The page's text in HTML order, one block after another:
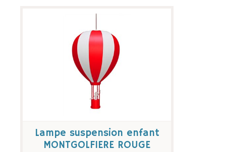
Lampe suspension enfant
MONTGOLFIERE ROUGE